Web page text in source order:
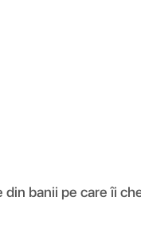
banii pe care îi